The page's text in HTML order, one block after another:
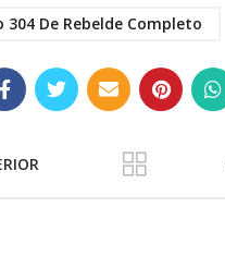
304 De Rebelde Completo